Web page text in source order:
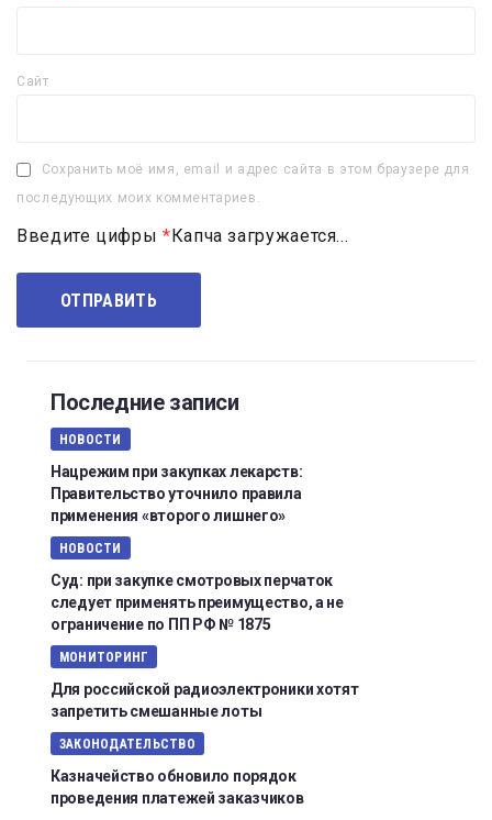
Сайт
Сохранить моё имя, email и адрес сайта в этом браузере для
последующих моих комментариев.
Введите цифры * Капча загружается...
Последние записи
НОВОСТИ
Нацрежим при закупках лекарств:
Правительство уточнило правила
применения «второго лишнего»
НОВОСТИ
Суд: при закупке смотровых перчаток
следует применять преимущество, а не
ограничение по ПП РФ № 1875
МОНИТОРИНГ
Для российской радиоэлектроники хотят
запретить смешанные лоты
ЗАКОНОДАТЕЛЬСТВО
Казначейство обновило порядок
проведения платежей заказчиков